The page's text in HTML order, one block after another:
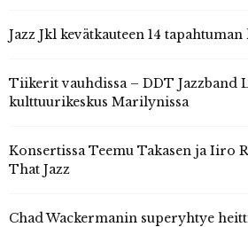
Jazz Jkl kevätkauteen 14 tapahtuman
Tiikerit vauhdissa – DDT Jazzband
kulttuurikeskus Marilynissa
Konsertissa Teemu Takasen ja Iiro
That Jazz
Chad Wackermanin superyhtye